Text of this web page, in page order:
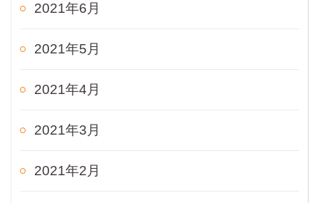
2021年6月
2021年5月
2021年4月
2021年3月
2021年2月